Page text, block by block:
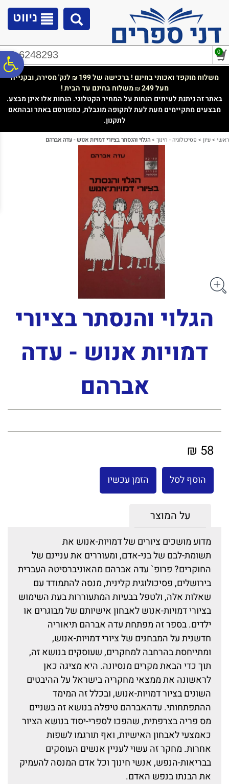
נגישות
ניווט
02-6248293 0
משלוח מוקפד ואכותי בחינם ! ברכישה של 199 ₪ לנק' מסירה, ובקנייה
מעל 249
₪משלוח בחינם עד הבית !
באתר זה ניתנת לעיתים הנחות על המחיר הקטלוגי. הנחות אלו אינן מבצע.
מבצעים מתקיימים מעת לעת לתקופה מוגבלת, כמפורסם באתר ובהתאם
לתקנון.
ראשי >עיון > פסיכולוגיה - חינוך >הגלוי והנסתר בציורי דמויות אנוש - עדה אברהם
הגלוי והנסתר בציורי
דמויות אנוש - עדה
אברהם
58 ₪
הוסף לסל הזמן עכשיו
על המוצר
מדוע מושכים ציורים של דמויות-אנוש את
תשומת-לבם של בני-אדם, ומעוררים את עניינם של
החוקרים? פרופ` עדה אברהם מהאוניברסיטה העברית
בירושלים, פסיכולוגית קלינית, מנסה להתמודד עם
שאלות אלה, ולטפל בבעיות המתעוררות בעת השימוש
בציורי דמויות-אנוש לאבחון אישיותם של מבוגרים או
ילדים. בספר זה מפתחת עדה אברהם תיאוריה
חדשנית על המבחנים של ציורי דמויות-אנוש,
ומתייחסת בהרחבה למחקרים, שעוסקים בנושא זה,
תוך כדי הבאת מקרים מנסיונה. היא מציגה כאן
לראשונה את ממצאי מחקריה בישראל על ההיבטים
השונים בציור דמויות-אנוש, ובכלל זה המימד
ההתפתחותי. עדהאברהם טיפלה בנושא זה בשניים
מס פריה בצרפתית, שהפכו לספרי-יסוד בנושא הציור
כאמצעי לאבחון האישיות, ואף תורגמו לשפות
אחרות. מחקר זה עשוי לעניין אנשים העוסקים
בבריאות-הנפש, אנשי חינוך וכל אדם המנסה להעמיק
את הבנתו בנפש האדם.